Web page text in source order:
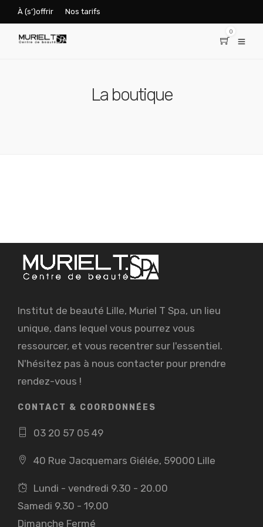
À (s’)offrir Nos tarifs
0
La boutique
Institut de beauté Lille, Muriel T Spa, un lieu
unique, dans lequel vous pourrez vous
ressourcer, et vous recentrer sur l'essentiel.
N'hésitez pas à nous contacter pour prendre
rendez-vous !
CONTACT & COORDONNÉES
03 20 57 05 49
40 Rue Jacquemars Giélée, 59000 Lille
Lundi - vendredi 9.30 - 20.00
Samedi 9.30 - 19.00
Dimanche Fermé